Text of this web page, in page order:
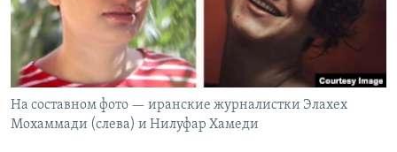
На составном фото — иранские журналистки Элахех
Мохаммади (слева) и Нилуфар Хамеди